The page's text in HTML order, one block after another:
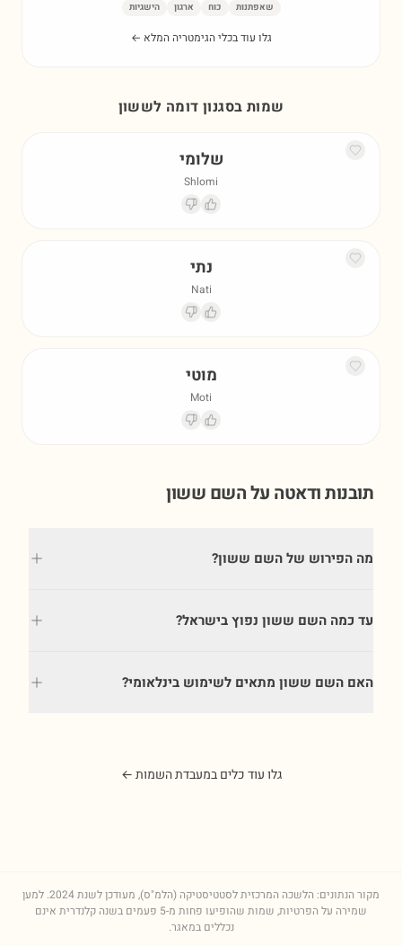
שאפתנות כוח ארגון הישגיות
גלו עוד בכלי הגימטריה המלא ←
שמות בסגנון דומה לששון
שלומי
Shlomi
נתי
Nati
מוטי
Moti
תובנות ודאטה על השם ששון
מה הפירוש של השם ששון?
עד כמה השם ששון נפוץ בישראל?
האם השם ששון מתאים לשימוש בינלאומי?
גלו עוד כלים במעבדת השמות ←
מקור הנתונים: הלשכה המרכזית לסטטיסטיקה (הלמ"ס), מעודכן לשנת2024. למען
שמירה על הפרטיות, שמות שהופיעו פחות מ-5 פעמים בשנה קלנדרית אינם
נכללים במאגר.